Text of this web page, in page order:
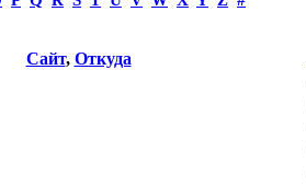
Сайт, Откуда